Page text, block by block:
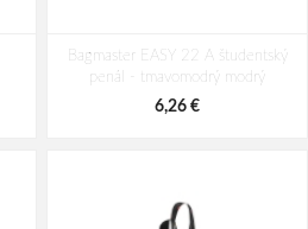
69/76 L
218,36 €
Bagmaster EASY 22 A študentský
penál - tmavomodrý modrý
6,26 €